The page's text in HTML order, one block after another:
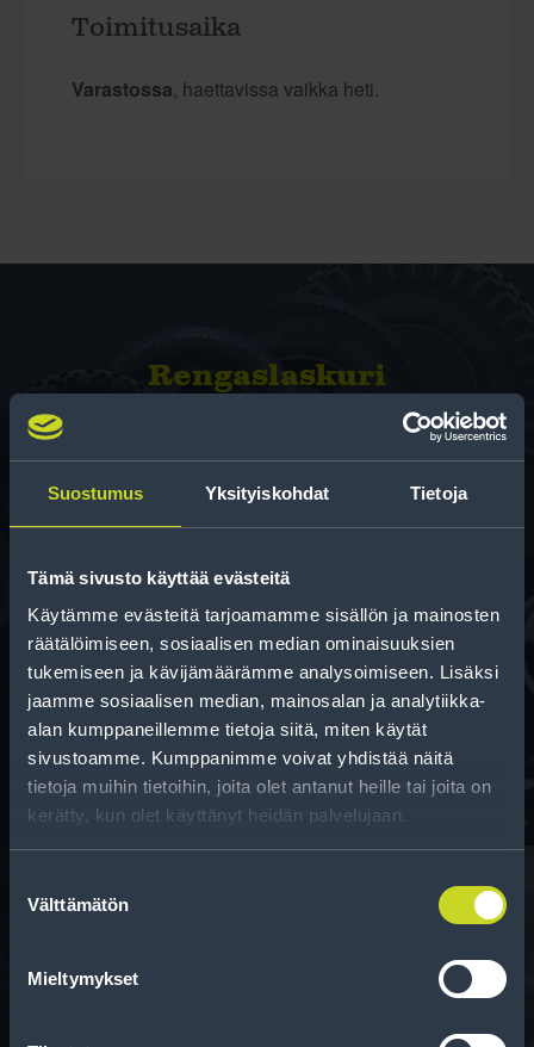
Suostumus Yksityiskohdat Tietoja
Tämä sivusto käyttää evästeitä
Käytämme evästeitä tarjoamamme sisällön ja mainosten
räätälöimiseen, sosiaalisen median ominaisuuksien
tukemiseen ja kävijämäärämme analysoimiseen. Lisäksi
jaamme sosiaalisen median, mainosalan ja analytiikka-
alan kumppaneillemme tietoja siitä, miten käytät
sivustoamme. Kumppanimme voivat yhdistää näitä
tietoja muihin tietoihin, joita olet antanut heille tai joita on
kerätty, kun olet käyttänyt heidän palvelujaan.
valinta
Välttämätön
Mieltymykset
Toimitusaika
Varastossa, haettavissa vaikka heti.
Rengas­laskuri
Auttaa sinua valitsemaan oikean kokoisen renkaan,
Rahoitus
Tee ostoksesi RengasCenter-tilillä. Saat
maksuaikaa renkaillesi.
Tavallisen ihmisen tietoa merkinnöistä, renkaista ja